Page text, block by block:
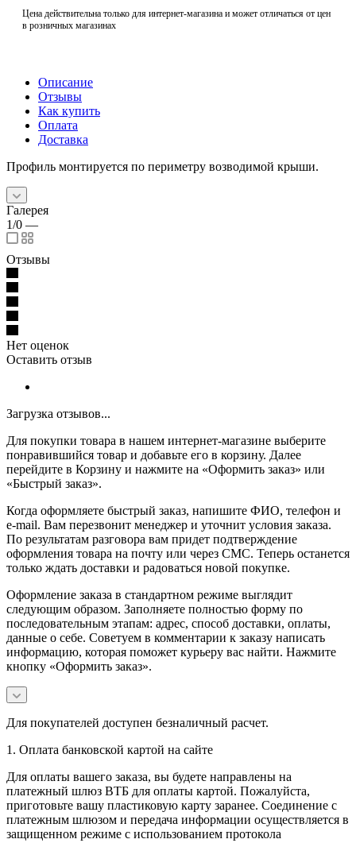
Цена действительна только для интернет-магазина и может отличаться от цен
в розничных магазинах
Описание
Отзывы
Как купить
Оплата
Доставка
Профиль монтируется по периметру возводимой крыши.
Галерея
1/0 —
Отзывы
Нет оценок
Оставить отзыв
Загрузка отзывов...
Для покупки товара в нашем интернет-магазине выберите
понравившийся товар и добавьте его в корзину. Далее
перейдите в Корзину и нажмите на «Оформить заказ» или
«Быстрый заказ».
Когда оформляете быстрый заказ, напишите ФИО, телефон и
e-mail. Вам перезвонит менеджер и уточнит условия заказа.
По результатам разговора вам придет подтверждение
оформления товара на почту или через СМС. Теперь останется
только ждать доставки и радоваться новой покупке.
Оформление заказа в стандартном режиме выглядит
следующим образом. Заполняете полностью форму по
последовательным этапам: адрес, способ доставки, оплаты,
данные о себе. Советуем в комментарии к заказу написать
информацию, которая поможет курьеру вас найти. Нажмите
кнопку «Оформить заказ».
Для покупателей доступен безналичный расчет.
1. Оплата банковской картой на сайте
Для оплаты вашего заказа, вы будете направлены на
платежный шлюз ВТБ для оплаты картой. Пожалуйста,
приготовьте вашу пластиковую карту заранее. Соединение с
платежным шлюзом и передача информации осуществляется в
защищенном режиме с использованием протокола